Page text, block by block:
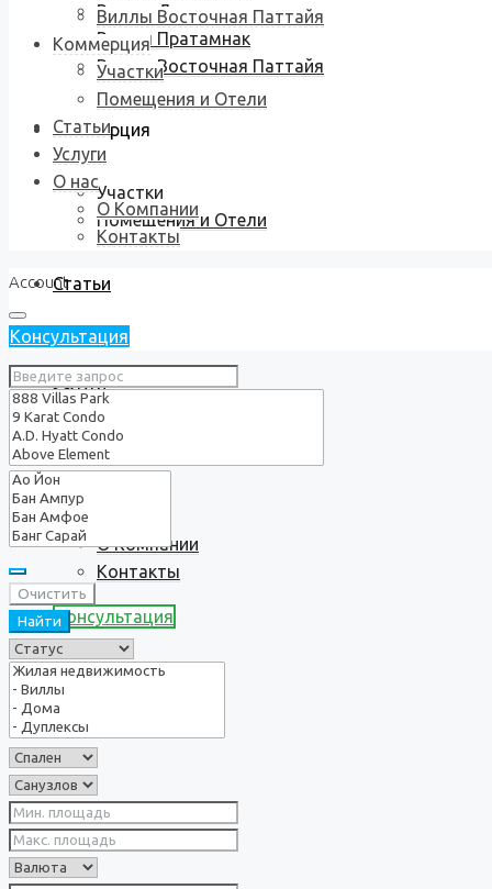
Виллы Джомтьен
Виллы Пратамнак
Виллы Восточная Паттайя
Коммерция
Участки
Помещения и Отели
Статьи
Услуги
О нас
О Компании
Контакты
Консультация
Виллы Восточная Паттайя
Коммерция
Участки
Помещения и Отели
Статьи
Услуги
О нас
О Компании
Контакты
Account
Консультация
Очистить
Найти